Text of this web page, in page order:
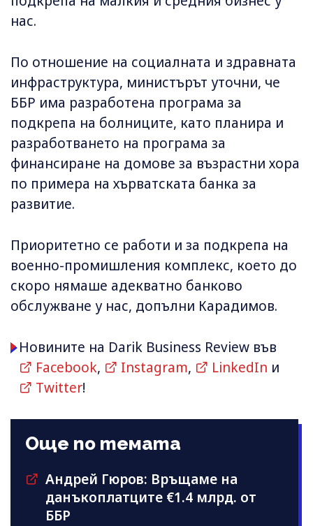
нас.
По отношение на социалната и здравната
инфраструктура, министърът уточни, че
ББР има разработена програма за
подкрепа на болниците, като планира и
разработването на програма за
финансиране на домове за възрастни хора
по примера на хърватската банка за
развитие.
Приоритетно се работи и за подкрепа на
военно-промишления комплекс, което до
скоро нямаше адекватно банково
обслужване у нас, допълни Карадимов.
Новините на Darik Business Review във
Facebook, Instagram, LinkedIn и
Twitter!
Още по темата
Андрей Гюров: Връщаме на
данъкоплатците €1.4 млрд. от
ББР